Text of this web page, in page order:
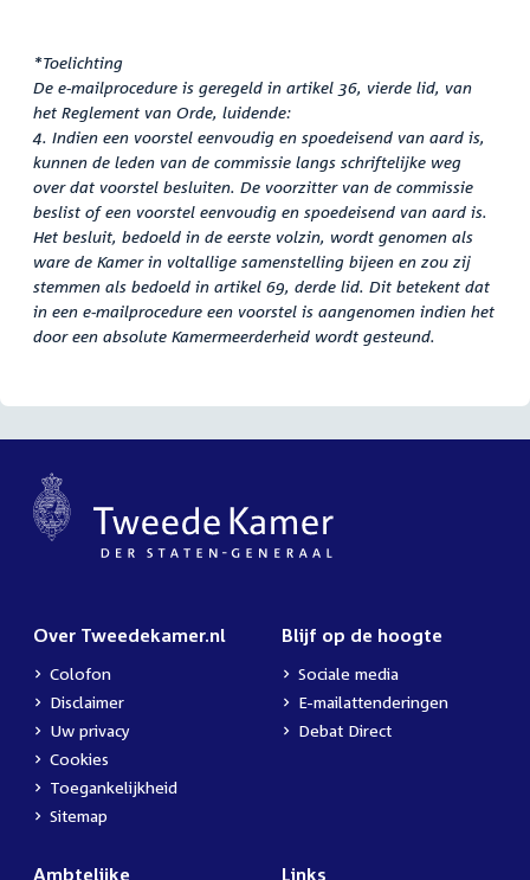
*Toelichting
De e-mailprocedure is geregeld in artikel 36, vierde lid, van
het Reglement van Orde, luidende:
4. Indien een voorstel eenvoudig en spoedeisend van aard is,
kunnen de leden van de commissie langs schriftelijke weg
over dat voorstel besluiten. De voorzitter van de commissie
beslist of een voorstel eenvoudig en spoedeisend van aard is.
Het besluit, bedoeld in de eerste volzin, wordt genomen als
ware de Kamer in voltallige samenstelling bijeen en zou zij
stemmen als bedoeld in artikel 69, derde lid. Dit betekent dat
in een e-mailprocedure een voorstel is aangenomen indien het
door een absolute Kamermeerderheid wordt gesteund.
Over Tweedekamer.nl
Colofon
Disclaimer
Uw privacy
Cookies
Toegankelijkheid
Sitemap
Blijf op de hoogte
Sociale media
E-mailattenderingen
Debat Direct
Ambtelijke Links